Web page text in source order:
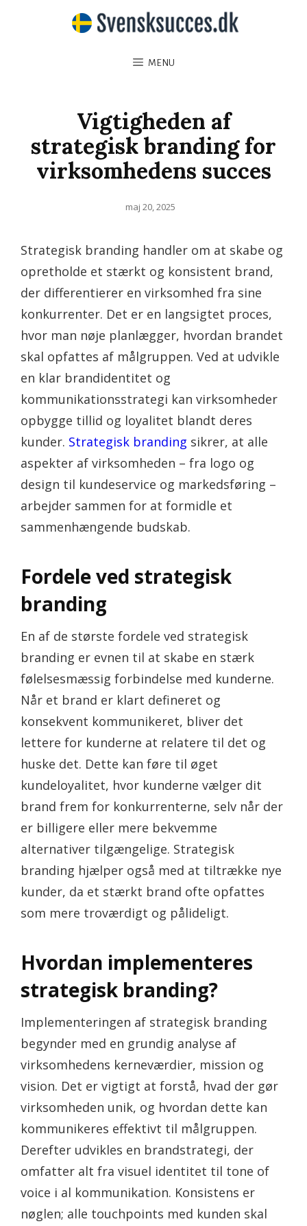
MENU
Vigtigheden af
strategisk branding for
virksomhedens succes
Posted
maj 20, 2025
Strategisk branding handler om at skabe og
opretholde et stærkt og konsistent brand,
der differentierer en virksomhed fra sine
konkurrenter. Det er en langsigtet proces,
hvor man nøje planlægger, hvordan brandet
skal opfattes af målgruppen. Ved at udvikle
en klar brandidentitet og
kommunikationsstrategi kan virksomheder
opbygge tillid og loyalitet blandt deres
kunder. Strategisk branding sikrer, at alle
aspekter af virksomheden – fra logo og
design til kundeservice og markedsføring –
arbejder sammen for at formidle et
sammenhængende budskab.
Fordele ved strategisk
branding
En af de største fordele ved strategisk
branding er evnen til at skabe en stærk
følelsesmæssig forbindelse med kunderne.
Når et brand er klart defineret og
konsekvent kommunikeret, bliver det
lettere for kunderne at relatere til det og
huske det. Dette kan føre til øget
kundeloyalitet, hvor kunderne vælger dit
brand frem for konkurrenterne, selv når der
er billigere eller mere bekvemme
alternativer tilgængelige. Strategisk
branding hjælper også med at tiltrække nye
kunder, da et stærkt brand ofte opfattes
som mere troværdigt og pålideligt.
Hvordan implementeres
strategisk branding?
Implementeringen af strategisk branding
begynder med en grundig analyse af
virksomhedens kerneværdier, mission og
vision. Det er vigtigt at forstå, hvad der gør
virksomheden unik, og hvordan dette kan
kommunikeres effektivt til målgruppen.
Derefter udvikles en brandstrategi, der
omfatter alt fra visuel identitet til tone of
voice i al kommunikation. Konsistens er
nøglen; alle touchpoints med kunden skal